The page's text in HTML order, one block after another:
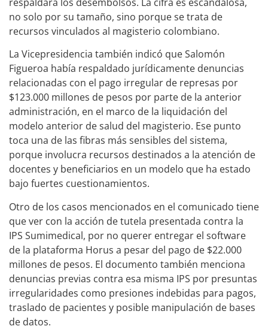
no solo por su tamaño, sino porque se trata de
recursos vinculados al magisterio colombiano.
La Vicepresidencia también indicó que Salomón
Figueroa había respaldado jurídicamente denuncias
relacionadas con el pago irregular de represas por
$123.000 millones de pesos por parte de la anterior
administración, en el marco de la liquidación del
modelo anterior de salud del magisterio. Ese punto
toca una de las fibras más sensibles del sistema,
porque involucra recursos destinados a la atención de
docentes y beneficiarios en un modelo que ha estado
bajo fuertes cuestionamientos.
Otro de los casos mencionados en el comunicado tiene
que ver con la acción de tutela presentada contra la
IPS Sumimedical, por no querer entregar el software
de la plataforma Horus a pesar del pago de $22.000
millones de pesos. El documento también menciona
denuncias previas contra esa misma IPS por presuntas
irregularidades como presiones indebidas para pagos,
traslado de pacientes y posible manipulación de bases
de datos.